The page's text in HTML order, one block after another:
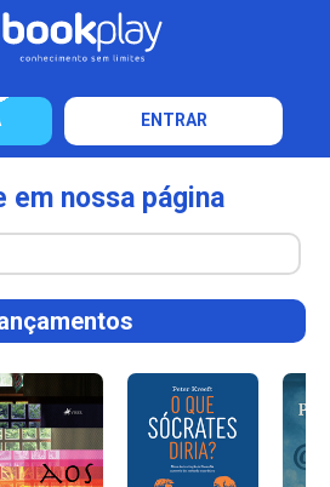
ENTRAR
em nossa página